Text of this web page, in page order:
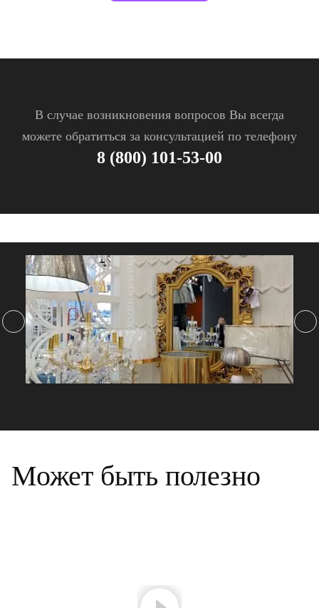
В случае возникновения вопросов Вы всегда
можете обратиться за консультацией по телефону
8 (800) 101-53-00
Может быть полезно